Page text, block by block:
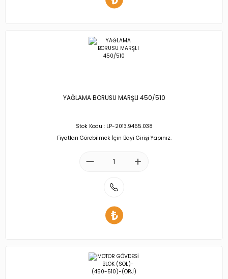
YAĞLAMA BORUSU MARŞLI 450/510
Stok Kodu : LP-2013.9455.038
Fiyatları Görebilmek İçin Bayi Girişi Yapınız.